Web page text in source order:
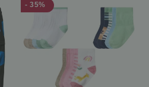
- 35%